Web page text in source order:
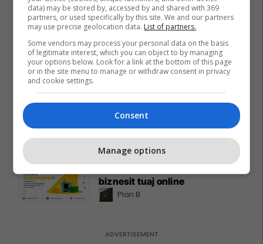
Alba Health bashkon
rrjet të përbashkët në Zvicër
Alba Health
Nga UBT në skenën botërore të
robotikës: Kosova drejt Koresë
së Jugut
UBT
Plan B Creative rrit ndikimin e
biznesit tuaj online
Plan B
data) may be stored by, accessed by and shared with 369
partners, or used specifically by this site. We and our partners
may use precise geolocation data. List of partners.
Some vendors may process your personal data on the basis
of legitimate interest, which you can object to by managing
your options below. Look for a link at the bottom of this page
or in the site menu to manage or withdraw consent in privacy
and cookie settings.
Consent
Manage options